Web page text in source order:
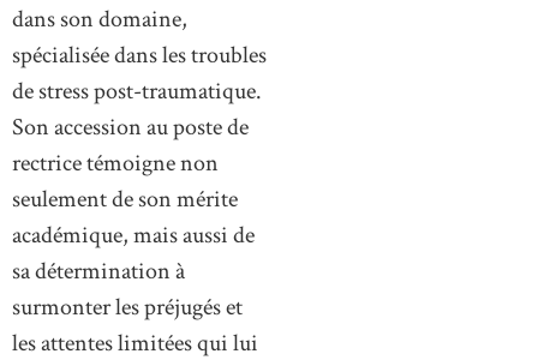
dans son domaine,
spécialisée dans les troubles
de stress post-traumatique.
Son accession au poste de
rectrice témoigne non
seulement de son mérite
académique, mais aussi de
sa détermination à
surmonter les préjugés et
les attentes limitées qui lui